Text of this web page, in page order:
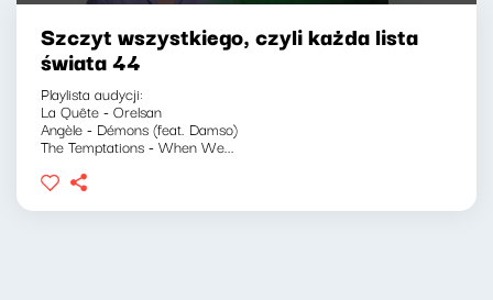
Szczyt wszystkiego, czyli każda lista
świata 44
Playlista audycji:
La Quête - Orelsan
Angèle - Démons (feat. Damso)
The Temptations - When We...